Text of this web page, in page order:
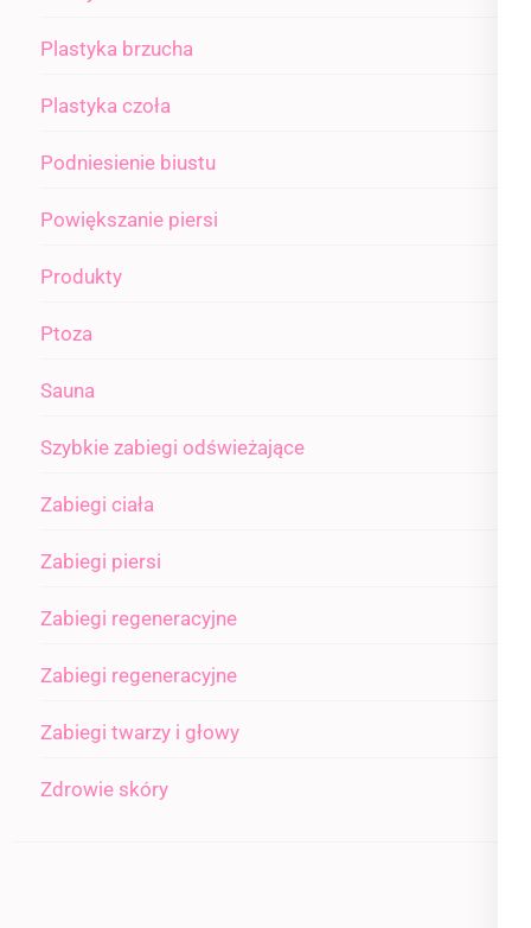
Plastyka brzucha
Plastyka czoła
Podniesienie biustu
Powiększanie piersi
Produkty
Ptoza
Sauna
Szybkie zabiegi odświeżające
Zabiegi ciała
Zabiegi piersi
Zabiegi regeneracyjne
Zabiegi regeneracyjne
Zabiegi twarzy i głowy
Zdrowie skóry